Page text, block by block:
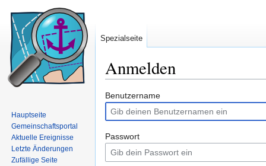
Anmelden
Benutzername
Passwort
Spezialseite
Hauptseite
Gemeinschaftsportal
Aktuelle Ereignisse
Letzte Änderungen
Zufällige Seite